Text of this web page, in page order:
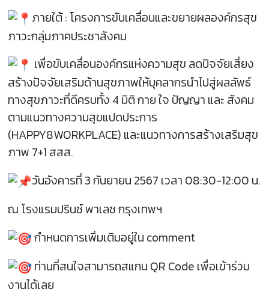
ภายใต้ : โครงการขับเคลื่อนและขยายผลองค์กรสุข
ภาวะกลุ่มภาคประชาสังคม
เพื่อขับเคลื่อนองค์กรแห่งความสุข ลดปัจจัยเสี่ยง
สร้างปัจจัยเสริมด้านสุขภาพให้บุคลากรนำไปสู่ผลลัพธ์
ทางสุขภาวะที่ดีครบทั้ง 4 มิติ กาย ใจ ปัญญา และ สังคม
ตามแนวทางความสุขแปดประการ
(HAPPY8WORKPLACE) และแนวทางการสร้างเสริมสุข
ภาพ 7+1 สสส.
วันอังคารที่ 3 กันยายน 2567 เวลา 08:30-12:00 น.
ณ โรงแรมปรินซ์ พาเลซ กรุงเทพฯ
กำหนดการเพิ่มเติมอยู่ใน comment
ท่านที่สนใจสามารถสแกน QR Code เพื่อเข้าร่วม
งานได้เลย